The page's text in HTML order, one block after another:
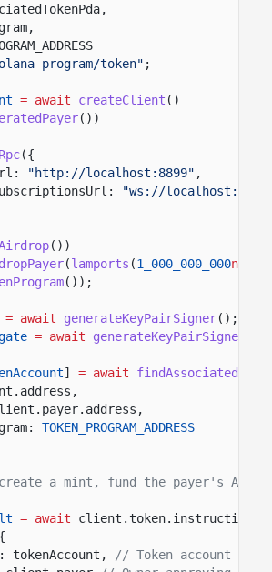
program/token" ;
= await createClient ()
())
({
"http://localhost:8899" ,
"ws://
())
(lamports (1_000_000_000n
()) ;
= await generateKeyPairSigner();
= await generateKeyPairSigner
] = await
TOKEN_PROGRAM_ADDRESS
a mint, fund the payer's ATA,
= await
client.token.instructions
tokenAccount,
// Token account